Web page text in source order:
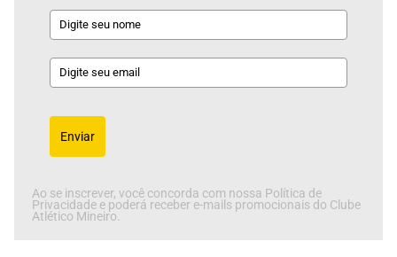
Enviar
Ao se inscrever, você concorda com nossa Política de
Privacidade e poderá receber e-mails promocionais do Clube
Atlético Mineiro.